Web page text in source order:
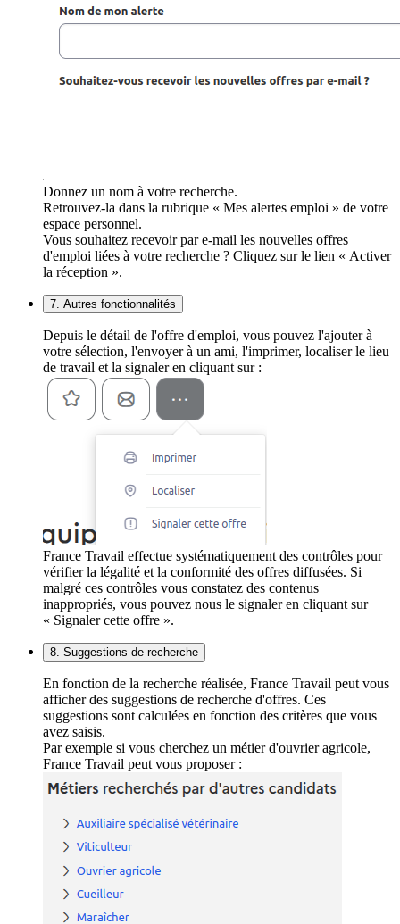
Donnez un nom à votre recherche.
Retrouvez-la dans la rubrique « Mes alertes emploi » de votre
espace personnel.
Vous souhaitez recevoir par e-mail les nouvelles offres
d'emploi liées à votre recherche ? Cliquez sur le lien « Activer
la réception ».
7. Autres fonctionnalités
Depuis le détail de l'offre d'emploi, vous pouvez l'ajouter à
votre sélection, l'envoyer à un ami, l'imprimer, localiser le lieu
de travail et la signaler en cliquant sur :
France Travail effectue systématiquement des contrôles pour
vérifier la légalité et la conformité des offres diffusées. Si
malgré ces contrôles vous constatez des contenus
inappropriés, vous pouvez nous le signaler en cliquant sur
« Signaler cette offre ».
8. Suggestions de recherche
En fonction de la recherche réalisée, France Travail peut vous
afficher des suggestions de recherche d'offres. Ces
suggestions sont calculées en fonction des critères que vous
avez saisis.
Par exemple si vous cherchez un métier d'ouvrier agricole,
France Travail peut vous proposer :